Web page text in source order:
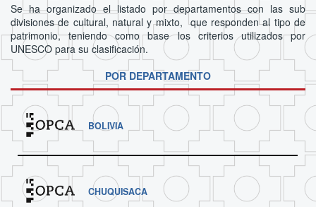
Se ha organizado el listado por departamentos con las sub
divisiones de cultural, natural y mixto, que responden al tipo de
patrimonio, teniendo como base los criterios utilizados por
UNESCO para su clasificación.
POR DEPARTAMENTO
BOLIVIA
CHUQUISACA